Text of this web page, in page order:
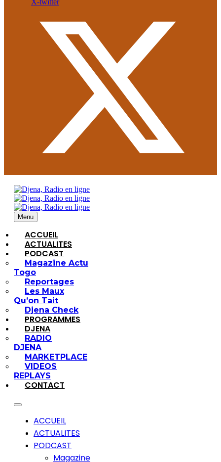
X-twitter
Menu
ACCUEIL
ACTUALITES
PODCAST
Magazine Actu
Togo
Reportages
Les Maux
Qu’on Tait
Djena Check
PROGRAMMES
DJENA
RADIO
DJENA
MARKETPLACE
VIDEOS
REPLAYS
CONTACT
ACCUEIL
ACTUALITES
PODCAST
Magazine